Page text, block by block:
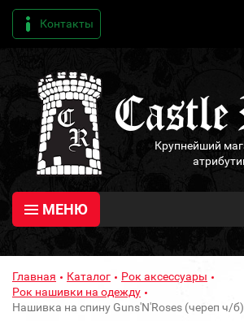
Контакты
Крупнейший
МЕНЮ
Главная Каталог
Рок аксессуары
Рок нашивки на одежду
Нашивка на спину Guns'N'Roses (череп ч/б)